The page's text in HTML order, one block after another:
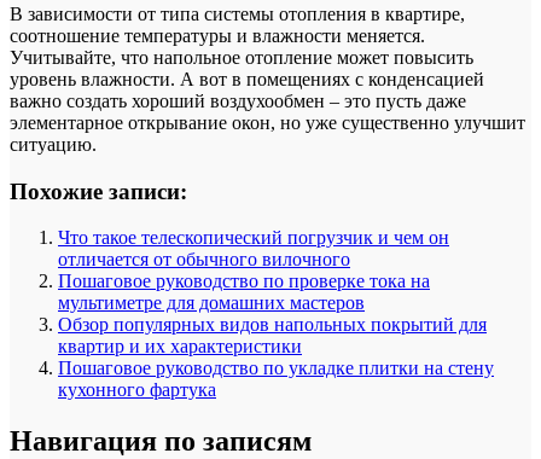
В зависимости от типа системы отопления в квартире,
соотношение температуры и влажности меняется.
Учитывайте, что напольное отопление может повысить
уровень влажности. А вот в помещениях с конденсацией
важно создать хороший воздухообмен – это пусть даже
элементарное открывание окон, но уже существенно улучшит
ситуацию.
Похожие записи:
Что такое телескопический погрузчик и чем он
отличается от обычного вилочного
Пошаговое руководство по проверке тока на
мультиметре для домашних мастеров
Обзор популярных видов напольных покрытий для
квартир и их характеристики
Пошаговое руководство по укладке плитки на стену
кухонного фартука
Навигация по записям